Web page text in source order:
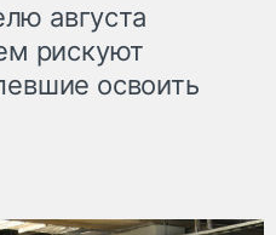
августа
рискуют
освоить